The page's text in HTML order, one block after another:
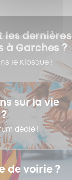
les dernières
à Garches ?
le Kiosque !
sur la vie
dédié !
de voirie ?